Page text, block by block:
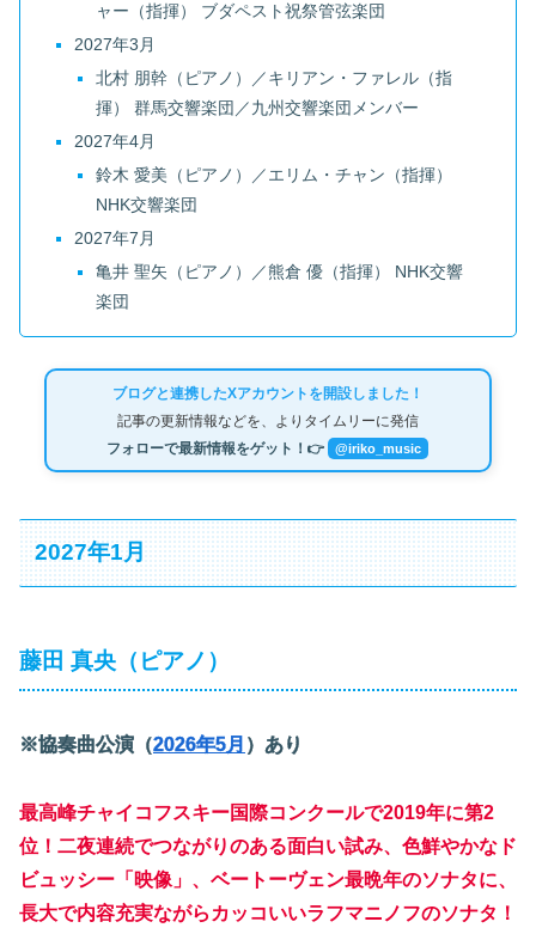
ャー（指揮） ブダペスト祝祭管弦楽団
2027年3月
北村 朋幹（ピアノ）／キリアン・ファレル（指
揮） 群馬交響楽団／九州交響楽団メンバー
2027年4月
鈴木 愛美（ピアノ）／エリム・チャン（指揮）
NHK交響楽団
2027年7月
亀井 聖矢（ピアノ）／熊倉 優（指揮） NHK交響
楽団
ブログと連携したXアカウントを開設しました！
記事の更新情報などを、よりタイムリーに発信
フォローで最新情報をゲット！👉
@iriko_music
2027年1月
藤田 真央（ピアノ）
※協奏曲公演（2026年5月 ）あり
最高峰チャイコフスキー国際コンクールで2019年に第2
位！二夜連続でつながりのある面白い試み、色鮮やかなド
ビュッシー「映像」、ベートーヴェン最晩年のソナタに、
長大で内容充実ながらカッコいいラフマニノフのソナタ！